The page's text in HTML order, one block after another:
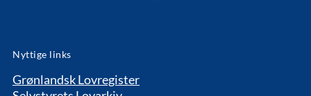
Nyttige links
Grønlandsk Lovregister